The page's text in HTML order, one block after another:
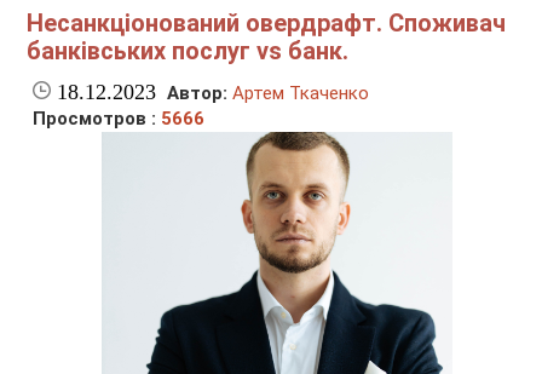
Несанкціонований овердрафт. Споживач
банківських послуг vs банк.
18.12.2023 Автор: Артем Ткаченко
Просмотров : 5666